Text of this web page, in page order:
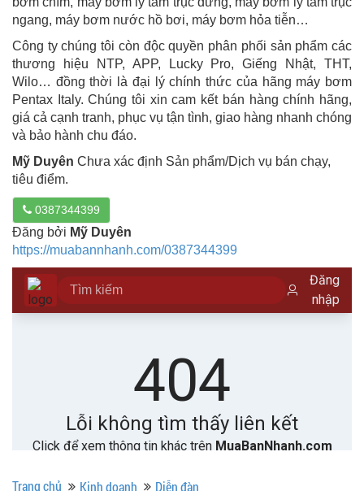
ngang, máy bơm nước hồ bơi, máy bơm hỏa tiễn…
Công ty chúng tôi còn độc quyền phân phối sản phẩm các
thương hiệu NTP, APP, Lucky Pro, Giếng Nhật, THT,
Wilo… đồng thời là đại lý chính thức của hãng máy bơm
Pentax Italy. Chúng tôi xin cam kết bán hàng chính hãng,
giá cả cạnh tranh, phục vụ tận tình, giao hàng nhanh chóng
và bảo hành chu đáo.
Mỹ Duyên Chưa xác định Sản phẩm/Dịch vụ bán chạy,
tiêu điểm.
0387344399
Đăng bởi Mỹ Duyên
https://muabannhanh.com/0387344399
Trang chủ Kinh doanh Diễn đàn